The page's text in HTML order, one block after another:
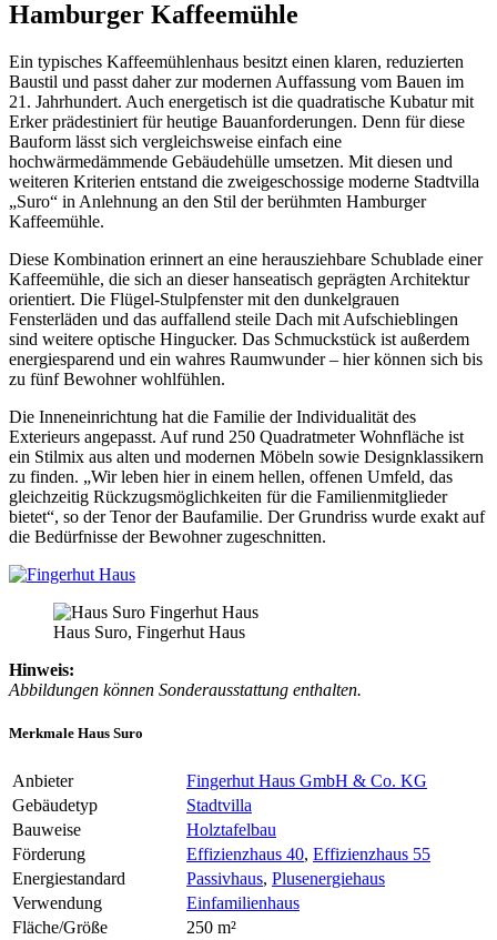
Hamburger Kaffeemühle
Ein typisches Kaffeemühlenhaus besitzt einen klaren, reduzierten
Baustil und passt daher zur modernen Auffassung vom Bauen im
21. Jahrhundert. Auch energetisch ist die quadratische Kubatur mit
Erker prädestiniert für heutige Bauanforderungen. Denn für diese
Bauform lässt sich vergleichsweise einfach eine
hochwärmedämmende Gebäudehülle umsetzen. Mit diesen und
weiteren Kriterien entstand die zweigeschossige moderne Stadtvilla
„Suro“ in Anlehnung an den Stil der berühmten Hamburger
Kaffeemühle.
Diese Kombination erinnert an eine herausziehbare Schublade einer
Kaffeemühle, die sich an dieser hanseatisch geprägten Architektur
orientiert. Die Flügel-Stulpfenster mit den dunkelgrauen
Fensterläden und das auffallend steile Dach mit Aufschieblingen
sind weitere optische Hingucker. Das Schmuckstück ist außerdem
energiesparend und ein wahres Raumwunder – hier können sich bis
zu fünf Bewohner wohlfühlen.
Die Inneneinrichtung hat die Familie der Individualität des
Exterieurs angepasst. Auf rund 250 Quadratmeter Wohnfläche ist
ein Stilmix aus alten und modernen Möbeln sowie Designklassikern
zu finden. „Wir leben hier in einem hellen, offenen Umfeld, das
gleichzeitig Rückzugsmöglichkeiten für die Familienmitglieder
bietet“, so der Tenor der Baufamilie. Der Grundriss wurde exakt auf
die Bedürfnisse der Bewohner zugeschnitten.
Haus Suro, Fingerhut Haus
Hinweis:
Abbildungen können Sonderausstattung enthalten.
Merkmale Haus Suro
Anbieter
Fingerhut Haus GmbH & Co. KG
Gebäudetyp
Stadtvilla
Bauweise
Holztafelbau
Förderung
Effizienzhaus 40, Effizienzhaus 55
Energiestandard
Passivhaus, Plusenergiehaus
Verwendung
Einfamilienhaus
Fläche/Größe
250 m²